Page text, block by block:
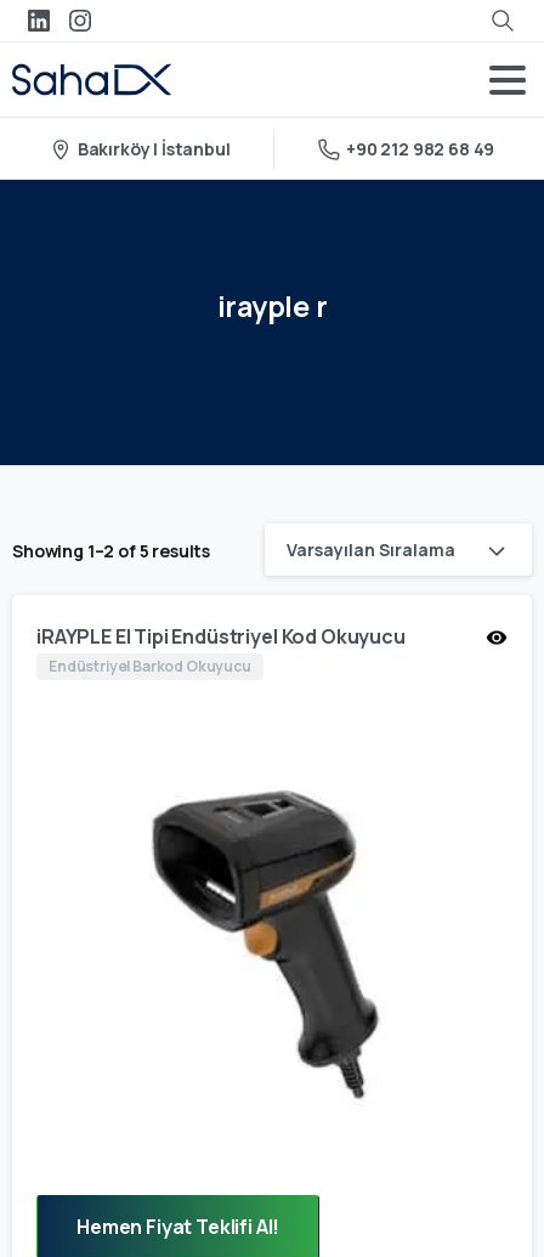
Bakırköy | İstanbul +90 212 982 68 49
irayple r
Showing 1–2 of 5 results Varsayılan Sıralama
iRAYPLE El Tipi Endüstriyel Kod Okuyucu
Endüstriyel Barkod Okuyucu
Hemen Fiyat Teklifi Al!